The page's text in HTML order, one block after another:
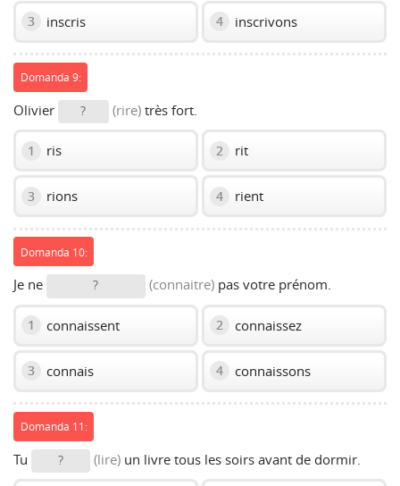
3 inscris 4 inscrivons
Domanda 9:
Olivier ? (rire) très fort.
1 ris 2 rit
3 rions 4 rient
Domanda 10:
Je ne ? (connaitre) pas votre prénom.
1 connaissent 2 connaissez
3 connais 4 connaissons
Domanda 11:
Tu ? (lire) un livre tous les soirs avant de dormir.